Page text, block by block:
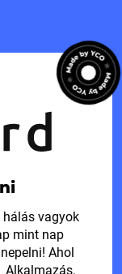
hálás vagyok
mint nap
Ahol
Alkalmazás,